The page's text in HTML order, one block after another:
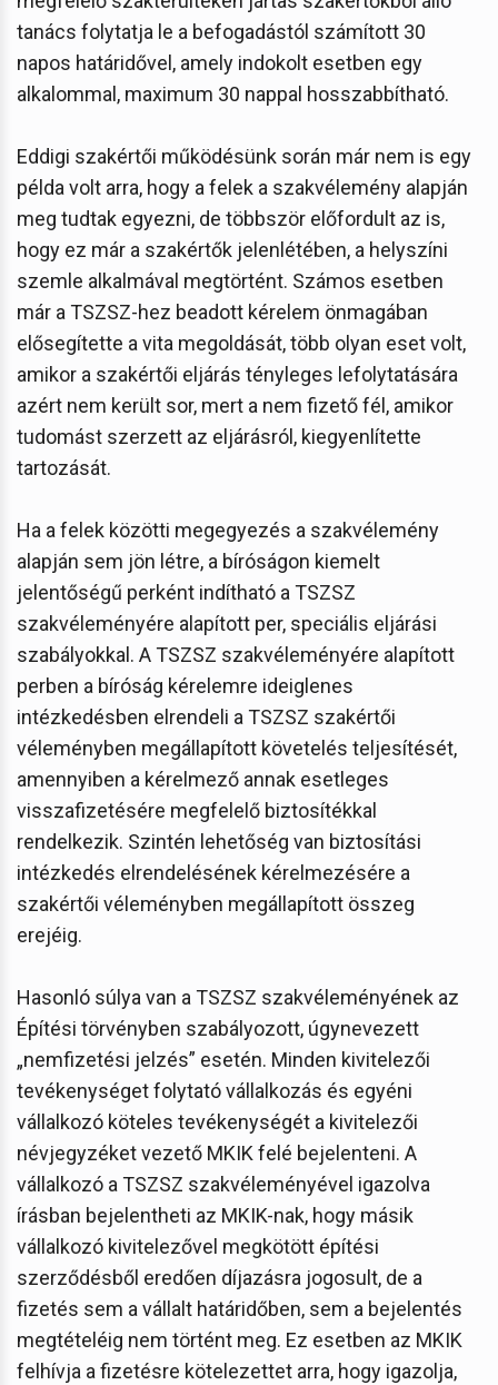
tanács folytatja le a befogadástól számított 30
napos határidővel, amely indokolt esetben egy
alkalommal, maximum 30 nappal hosszabbítható.
Eddigi szakértői működésünk során már nem is egy
példa volt arra, hogy a felek a szakvélemény alapján
meg tudtak egyezni, de többször előfordult az is,
hogy ez már a szakértők jelenlétében, a helyszíni
szemle alkalmával megtörtént. Számos esetben
már a TSZSZ-hez beadott kérelem önmagában
elősegítette a vita megoldását, több olyan eset volt,
amikor a szakértői eljárás tényleges lefolytatására
azért nem került sor, mert a nem fizető fél, amikor
tudomást szerzett az eljárásról, kiegyenlítette
tartozását.
Ha a felek közötti megegyezés a szakvélemény
alapján sem jön létre, a bíróságon kiemelt
jelentőségű perként indítható a TSZSZ
szakvéleményére alapított per, speciális eljárási
szabályokkal. A TSZSZ szakvéleményére alapított
perben a bíróság kérelemre ideiglenes
intézkedésben elrendeli a TSZSZ szakértői
véleményben megállapított követelés teljesítését,
amennyiben a kérelmező annak esetleges
visszafizetésére megfelelő biztosítékkal
rendelkezik. Szintén lehetőség van biztosítási
intézkedés elrendelésének kérelmezésére a
szakértői véleményben megállapított összeg
erejéig.
Hasonló súlya van a TSZSZ szakvéleményének az
Építési törvényben szabályozott, úgynevezett
„nemfizetési jelzés” esetén. Minden kivitelezői
tevékenységet folytató vállalkozás és egyéni
vállalkozó köteles tevékenységét a kivitelezői
névjegyzéket vezető MKIK felé bejelenteni. A
vállalkozó a TSZSZ szakvéleményével igazolva
írásban bejelentheti az MKIK-nak, hogy másik
vállalkozó kivitelezővel megkötött építési
szerződésből eredően díjazásra jogosult, de a
fizetés sem a vállalt határidőben, sem a bejelentés
megtételéig nem történt meg. Ez esetben az MKIK
felhívja a fizetésre kötelezettet arra, hogy igazolja,